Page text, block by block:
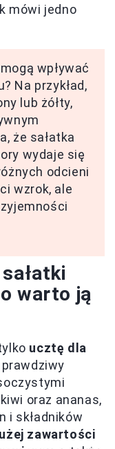
mówi jedno
wpływać
Na przykład,
lub żółty,
że sałatka
wydaje się
odcieni
wzrok, ale
warto ją
ucztę dla
oraz ananas,
i składników
zawartości